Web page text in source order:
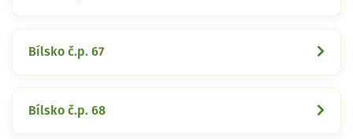
Bílsko č.p. 67
Bílsko č.p. 68